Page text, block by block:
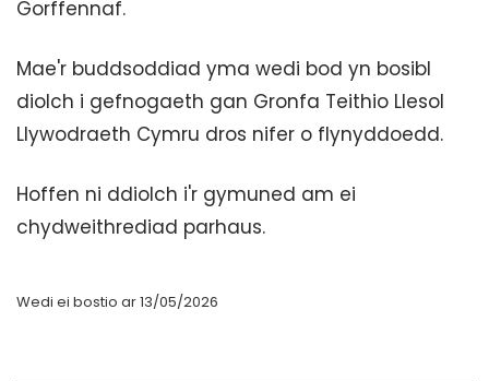
Gorffennaf.
Mae'r buddsoddiad yma wedi bod yn bosibl
diolch i gefnogaeth gan Gronfa Teithio Llesol
Llywodraeth Cymru dros nifer o flynyddoedd.
Hoffen ni ddiolch i'r gymuned am ei
chydweithrediad parhaus.
Wedi ei bostio ar 13/05/2026